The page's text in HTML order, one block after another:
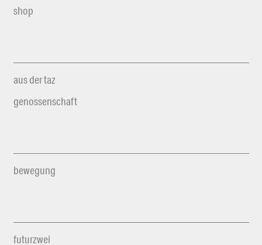
shop
aus der taz
genossenschaft
bewegung
futurzwei